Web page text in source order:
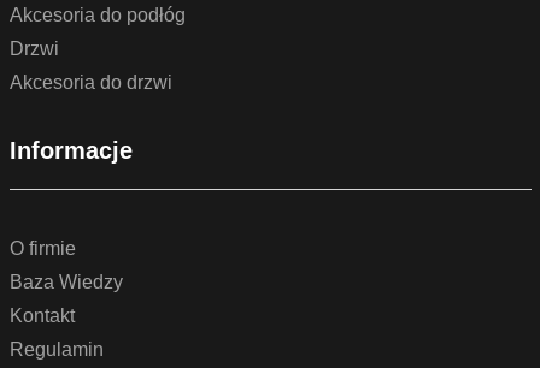
Akcesoria do podłóg
Drzwi
Akcesoria do drzwi
Informacje
O firmie
Baza Wiedzy
Kontakt
Regulamin